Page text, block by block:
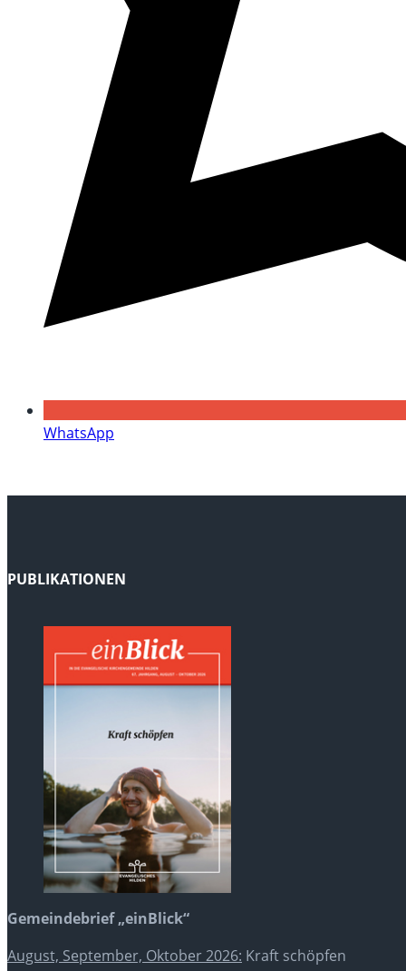
WhatsApp
PUBLIKATIONEN
Gemeindebrief „einBlick“
August, September, Oktober 2026: Kraft schöpfen